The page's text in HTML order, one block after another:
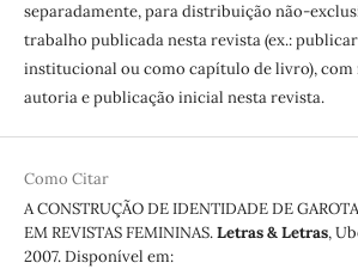
separadamente, para distribuição não-
trabalho publicada nesta revista (ex.:
institucional ou como capítulo de livro),
autoria e publicação inicial nesta revista.
Como Citar
A CONSTRUÇÃO DE IDENTIDADE DE
EM REVISTAS FEMININAS.Letras & Letras,
2007. Disponível em: